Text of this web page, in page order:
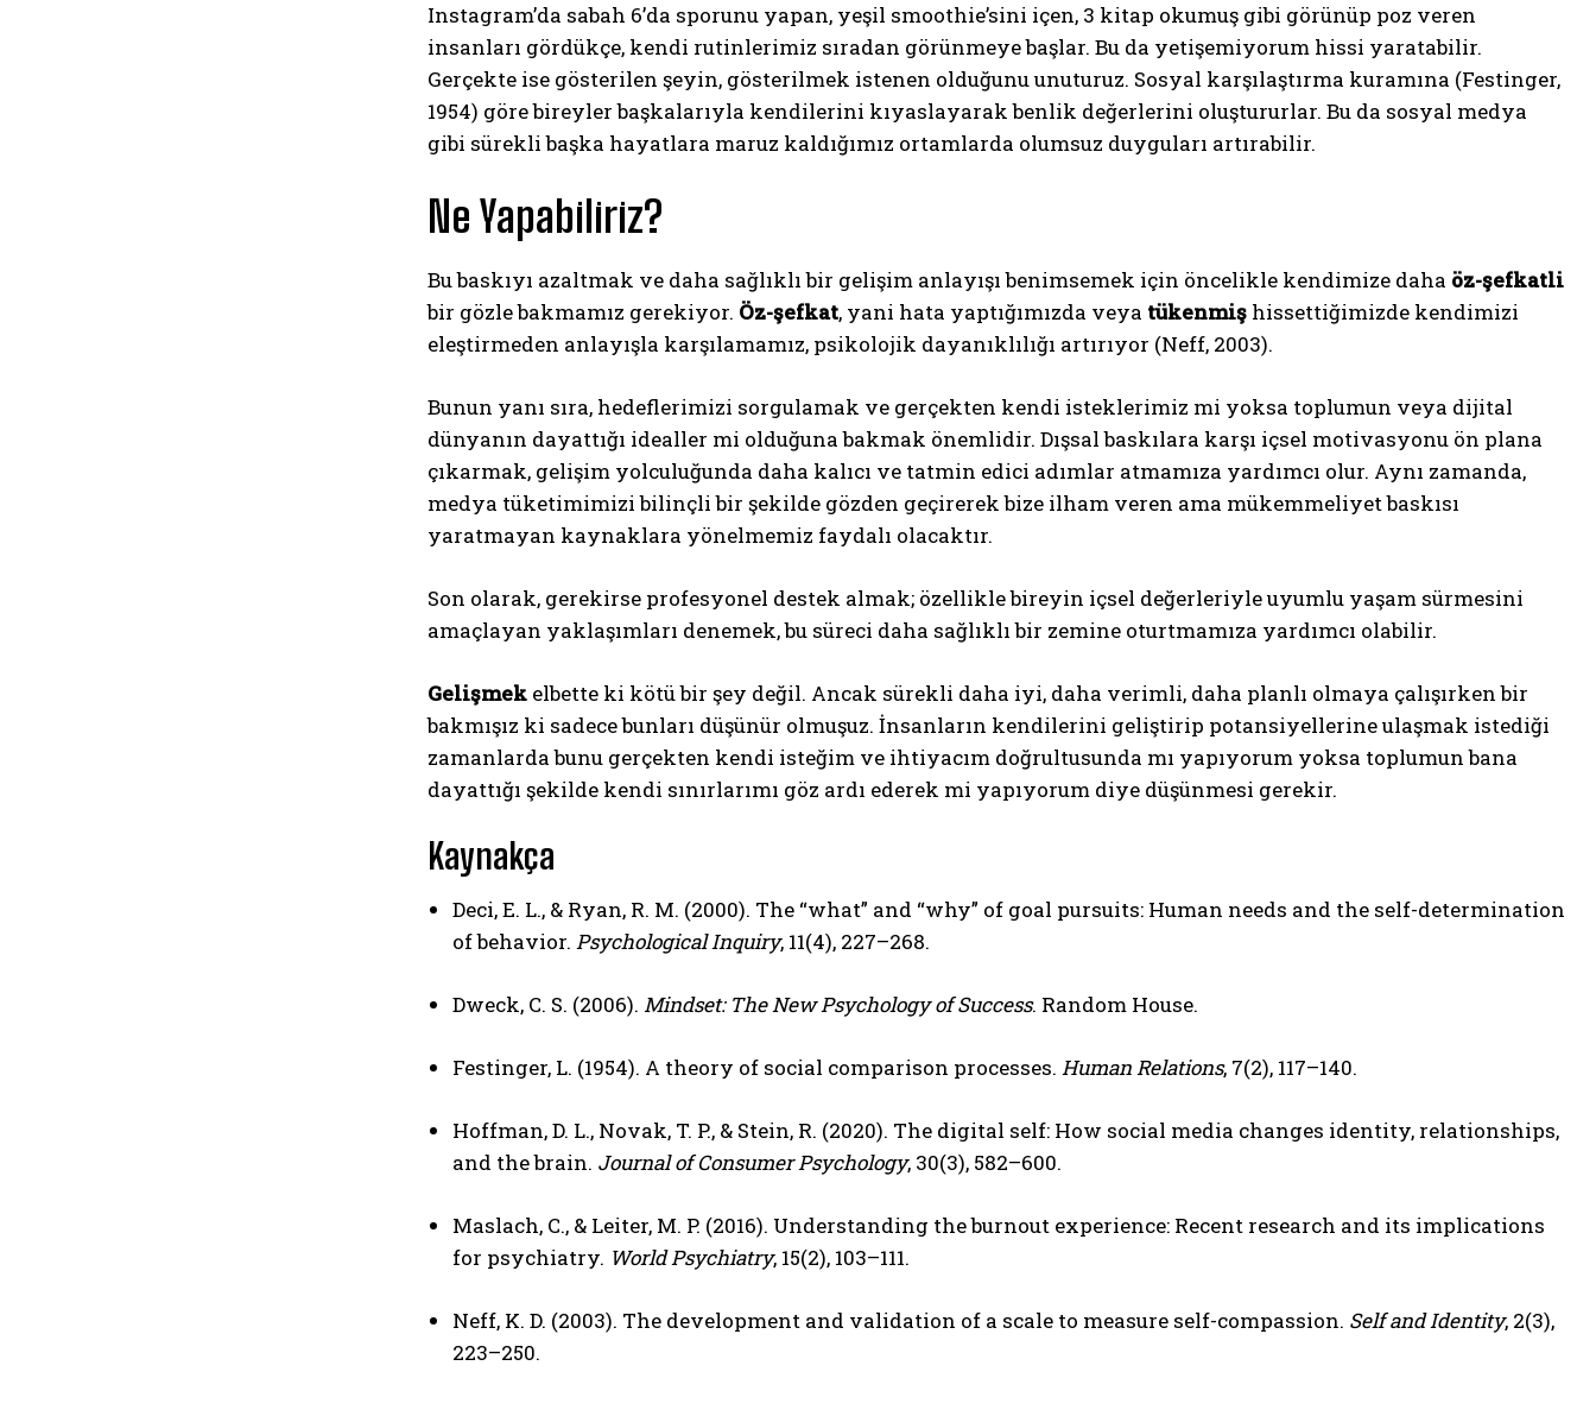
Instagram’da sabah 6’da sporunu yapan, yeşil smoothie’sini içen, 3 kitap okumuş gibi görünüp poz veren
insanları gördükçe, kendi rutinlerimiz sıradan görünmeye başlar. Bu da yetişemiyorum hissi yaratabilir.
Gerçekte ise gösterilen şeyin, gösterilmek istenen olduğunu unuturuz. Sosyal karşılaştırma kuramına (Festinger,
1954) göre bireyler başkalarıyla kendilerini kıyaslayarak benlik değerlerini oluştururlar. Bu da sosyal medya
gibi sürekli başka hayatlara maruz kaldığımız ortamlarda olumsuz duyguları artırabilir.
Ne Yapabiliriz?
Bu baskıyı azaltmak ve daha sağlıklı bir gelişim anlayışı benimsemek için öncelikle kendimize daha öz-şefkatli
bir gözle bakmamız gerekiyor. Öz-şefkat, yani hata yaptığımızda veya tükenmiş hissettiğimizde kendimizi
eleştirmeden anlayışla karşılamamız, psikolojik dayanıklılığı artırıyor (Neff, 2003).
Bunun yanı sıra, hedeflerimizi sorgulamak ve gerçekten kendi isteklerimiz mi yoksa toplumun veya dijital
dünyanın dayattığı idealler mi olduğuna bakmak önemlidir. Dışsal baskılara karşı içsel motivasyonu ön plana
çıkarmak, gelişim yolculuğunda daha kalıcı ve tatmin edici adımlar atmamıza yardımcı olur. Aynı zamanda,
medya tüketimimizi bilinçli bir şekilde gözden geçirerek bize ilham veren ama mükemmeliyet baskısı
yaratmayan kaynaklara yönelmemiz faydalı olacaktır.
Son olarak, gerekirse profesyonel destek almak; özellikle bireyin içsel değerleriyle uyumlu yaşam sürmesini
amaçlayan yaklaşımları denemek, bu süreci daha sağlıklı bir zemine oturtmamıza yardımcı olabilir.
Gelişmek elbette ki kötü bir şey değil. Ancak sürekli daha iyi, daha verimli, daha planlı olmaya çalışırken bir
bakmışız ki sadece bunları düşünür olmuşuz. İnsanların kendilerini geliştirip potansiyellerine ulaşmak istediği
zamanlarda bunu gerçekten kendi isteğim ve ihtiyacım doğrultusunda mı yapıyorum yoksa toplumun bana
dayattığı şekilde kendi sınırlarımı göz ardı ederek mi yapıyorum diye düşünmesi gerekir.
Kaynakça
Deci, E. L., & Ryan, R. M. (2000). The “what” and “why” of goal pursuits: Human needs and the self-determination
of behavior. Psychological Inquiry, 11(4), 227–268.
Dweck, C. S. (2006). Mindset: The New Psychology of Success. Random House.
Festinger, L. (1954). A theory of social comparison processes. Human Relations, 7(2), 117–140.
Hoffman, D. L., Novak, T. P., & Stein, R. (2020). The digital self: How social media changes identity, relationships,
and the brain. Journal of Consumer Psychology, 30(3), 582–600.
Maslach, C., & Leiter, M. P. (2016). Understanding the burnout experience: Recent research and its implications
for psychiatry. World Psychiatry, 15(2), 103–111.
Neff, K. D. (2003). The development and validation of a scale to measure self-compassion. Self and Identity, 2(3),
223–250.